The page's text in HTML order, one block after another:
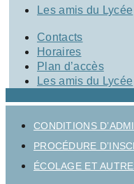
Les amis du Lycée
Contacts
Horaires
Plan d’accès
Les amis du Lycée
CONDITIONS
PROCÉDURE
ÉCOLAGE ET